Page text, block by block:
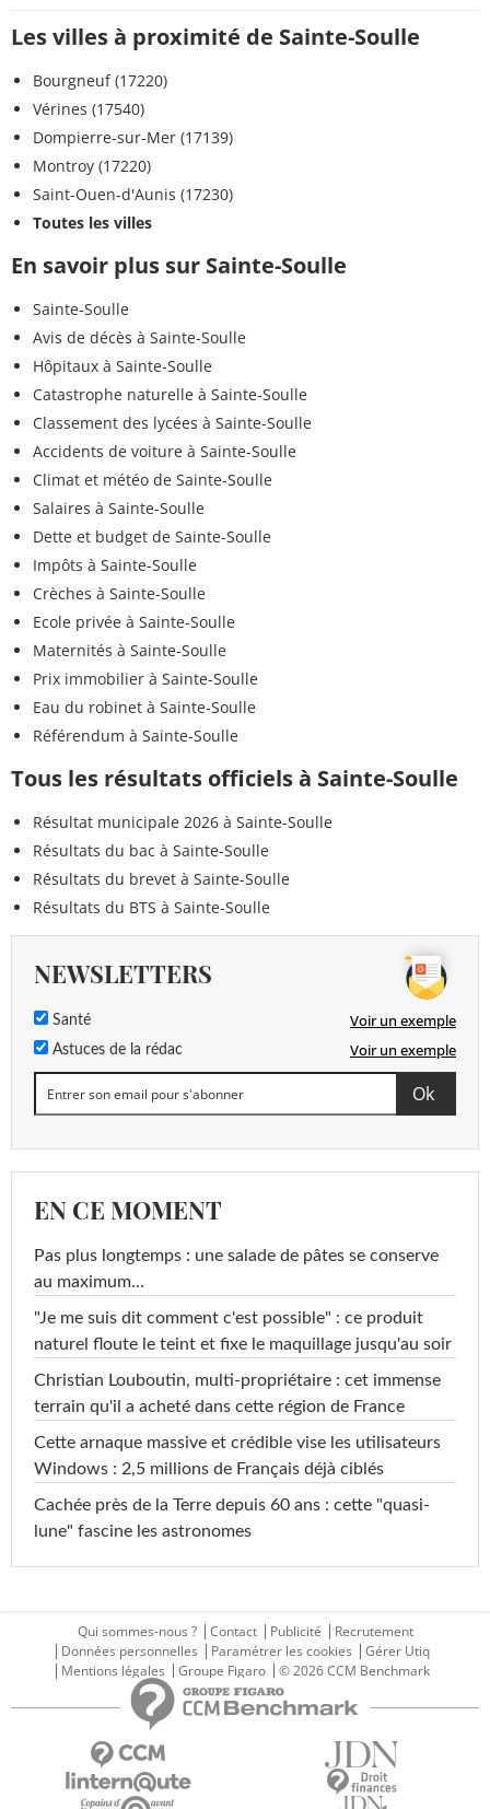
Les villes à proximité de Sainte-Soulle
Bourgneuf (17220)
Vérines (17540)
Dompierre-sur-Mer (17139)
Montroy (17220)
Saint-Ouen-d'Aunis (17230)
Toutes les villes
En savoir plus sur Sainte-Soulle
Sainte-Soulle
Avis de décès à Sainte-Soulle
Hôpitaux à Sainte-Soulle
Catastrophe naturelle à Sainte-Soulle
Classement des lycées à Sainte-Soulle
Accidents de voiture à Sainte-Soulle
Climat et météo de Sainte-Soulle
Salaires à Sainte-Soulle
Dette et budget de Sainte-Soulle
Impôts à Sainte-Soulle
Crèches à Sainte-Soulle
Ecole privée à Sainte-Soulle
Maternités à Sainte-Soulle
Prix immobilier à Sainte-Soulle
Eau du robinet à Sainte-Soulle
Référendum à Sainte-Soulle
Tous les résultats officiels à Sainte-Soulle
Résultat municipale 2026 à Sainte-Soulle
Résultats du bac à Sainte-Soulle
Résultats du brevet à Sainte-Soulle
Résultats du BTS à Sainte-Soulle
NEWSLETTERS
Santé Voir un exemple
Astuces de la rédac Voir un exemple
EN CE MOMENT
Pas plus longtemps : une salade de pâtes se conserve
au maximum...
"Je me suis dit comment c'est possible" : ce produit
naturel floute le teint et fixe le maquillage jusqu'au soir
Christian Louboutin, multi-propriétaire : cet immense
terrain qu'il a acheté dans cette région de France
Cette arnaque massive et crédible vise les utilisateurs
Windows : 2,5 millions de Français déjà ciblés
Cachée près de la Terre depuis 60 ans : cette "quasi-
lune" fascine les astronomes
Qui sommes-nous ? Contact Publicité
Recrutement
Données personnelles
Paramétrer les cookies
Gérer Utiq
Mentions légales
Groupe Figaro © 2026 CCM Benchmark